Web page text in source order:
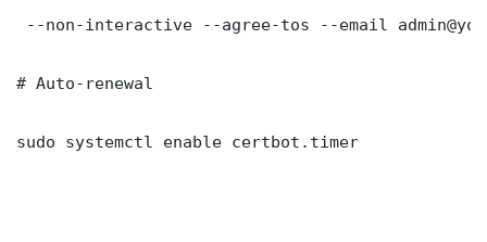
--non-interactive --agree-tos --email
# Auto-renewal
sudo systemctl enable certbot.timer